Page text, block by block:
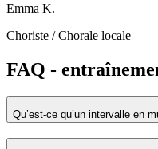
Emma K.
Choriste /Chorale locale
FAQ -
Qu’est-ce qu’un intervalle en